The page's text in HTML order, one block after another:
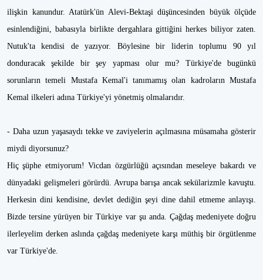
ilişkin kanundur. Atatürk'ün Alevi-Bektaşi düşüncesinden büyük ölçüde
esinlendiğini, babasıyla birlikte dergahlara gittiğini herkes biliyor zaten.
Nutuk'ta kendisi de yazıyor. Böylesine bir liderin toplumu 90 yıl
donduracak şekilde bir şey yapması olur mu? Türkiye'de bugünkü
sorunların temeli Mustafa Kemal'i tanımamış olan kadroların Mustafa
Kemal ilkeleri adına Türkiye'yi yönetmiş olmalarıdır.
- Daha uzun yaşasaydı tekke ve zaviyelerin açılmasına müsamaha gösterir
miydi diyorsunuz?
Hiç şüphe etmiyorum! Vicdan özgürlüğü açısından meseleye bakardı ve
dünyadaki gelişmeleri görürdü. Avrupa barışa ancak sekülarizmle kavuştu.
Herkesin dini kendisine, devlet dediğin şeyi dine dahil etmeme anlayışı.
Bizde tersine yürüyen bir Türkiye var şu anda. Çağdaş medeniyete doğru
ilerleyelim derken aslında çağdaş medeniyete karşı müthiş bir örgütlenme
var Türkiye'de.